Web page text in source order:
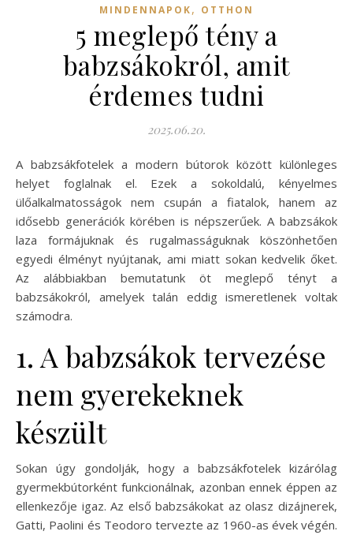
MINDENNAPOK, OTTHON
5 meglepő tény a
babzsákokról, amit
érdemes tudni
2025.06.20.
A babzsákfotelek a modern bútorok között különleges
helyet foglalnak el. Ezek a sokoldalú, kényelmes
ülőalkalmatosságok nem csupán a fiatalok, hanem az
idősebb generációk körében is népszerűek. A babzsákok
laza formájuknak és rugalmasságuknak köszönhetően
egyedi élményt nyújtanak, ami miatt sokan kedvelik őket.
Az alábbiakban bemutatunk öt meglepő tényt a
babzsákokról, amelyek talán eddig ismeretlenek voltak
számodra.
1. A babzsákok tervezése
nem gyerekeknek
készült
Sokan úgy gondolják, hogy a babzsákfotelek kizárólag
gyermekbútorként funkcionálnak, azonban ennek éppen az
ellenkezője igaz. Az első babzsákokat az olasz dizájnerek,
Gatti, Paolini és Teodoro tervezte az 1960-as évek végén.